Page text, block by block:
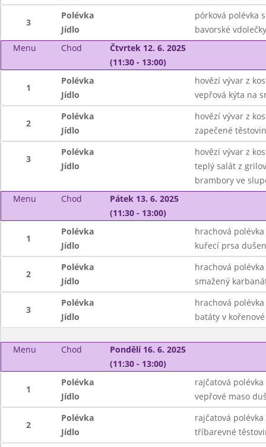
3
Polévka
pórková polévka
Jídlo
bavorské vdolečky
Menu
Chod
Čtvrtek 12. 6. 2025
(11:30 - 13:00)
1
Polévka
hovězí vývar z
Jídlo
vepřová kýta na
2
Polévka
hovězí vývar z
Jídlo
zapečené
3
Polévka
hovězí vývar z
Jídlo
teplý salát z
brambory ve
Menu
Chod
Pátek 13. 6. 2025
(11:30 - 13:00)
1
Polévka
hrachová polévka
Jídlo
kuřecí prsa
2
Polévka
hrachová polévka
Jídlo
smažený
3
Polévka
hrachová polévka
Jídlo
batáty v
Menu Chod
Pondělí 16. 6. 2025
(11:30 - 13:00)
1
Polévka
rajčatová
Jídlo
vepřové maso
2
Polévka
rajčatová
Jídlo
tříbarevné